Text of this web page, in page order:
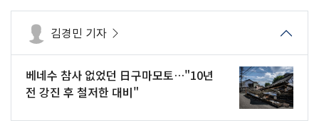
김경민 기자
베네수 참사 없었던 日구마모토…"10년
전 강진 후 철저한 대비"